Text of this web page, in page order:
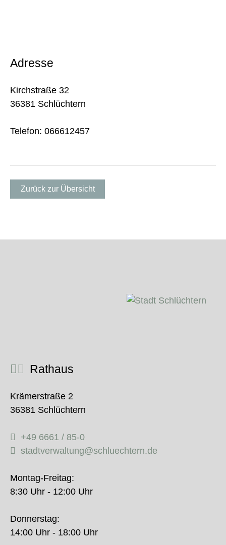
Adresse
Kirchstraße 32
36381 Schlüchtern
Telefon: 066612457
Zurück zur Übersicht
Rathaus
Krämerstraße 2
36381 Schlüchtern
+49 6661 / 85-0
stadtverwaltung@schluechtern.de
Montag-Freitag:
8:30 Uhr - 12:00 Uhr
Donnerstag:
14:00 Uhr - 18:00 Uhr